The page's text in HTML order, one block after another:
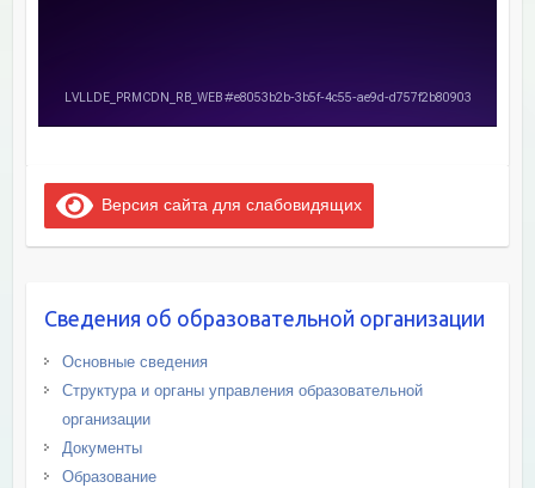
Версия сайта для слабовидящих
Сведения об образовательной организации
Основные сведения
Структура и органы управления образовательной
организации
Документы
Образование